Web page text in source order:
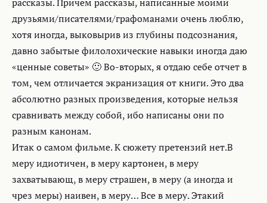
друзьями/писателями/графоманами очень люблю,
хотя иногда, выковырив из глубины подсознания,
давно забытые филолохические навыки иногда даю
«ценные советы» 🙂 Во-вторых, я отдаю себе отчет в
том, чем отличается экранизация от книги. Это два
абсолютно разных произведения, которые нельзя
сравнивать между собой, ибо написаны они по
разным канонам.
Итак о самом фильме. К сюжету претензий нет.В
меру идиотичен, в меру картонен, в меру
захватывающ, в меру страшен, в меру (а иногда и
чрез меры) наивен, в меру… Все в меру. Этакий